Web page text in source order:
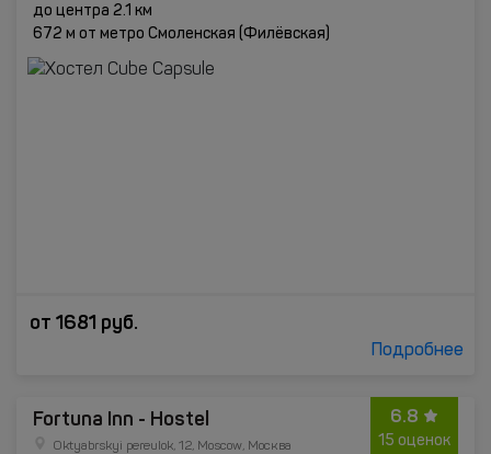
до центра 2.1 км
672 м от метро Смоленская (Филёвская)
от 1681 руб.
Подробнее
6.8
15 оценок
Fortuna Inn - Hostel
Oktyabrskyi pereulok, 12, Moscow, Москва